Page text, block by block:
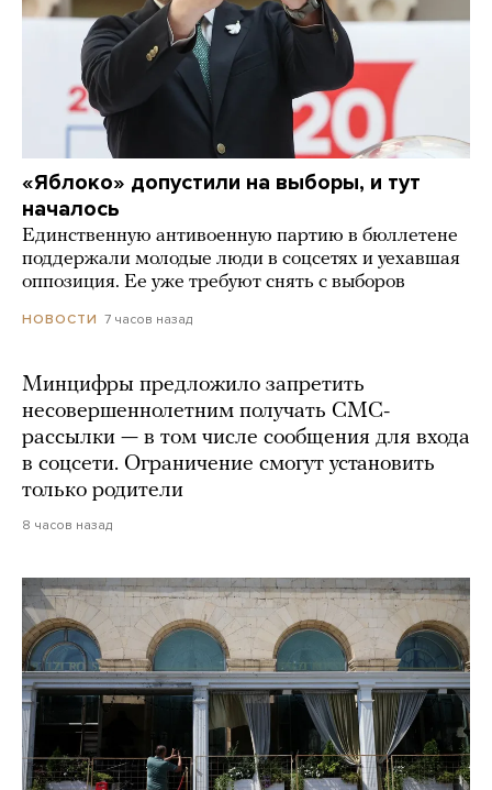
«Яблоко» допустили на выборы, и тут
началось
Единственную антивоенную партию в бюллетене
поддержали молодые люди в соцсетях и уехавшая
оппозиция. Ее уже требуют снять с выборов
НОВОСТИ 7 часов назад
Минцифры предложило запретить
несовершеннолетним получать СМС-
рассылки — в том числе сообщения для входа
в соцсети. Ограничение смогут установить
только родители
8 часов назад